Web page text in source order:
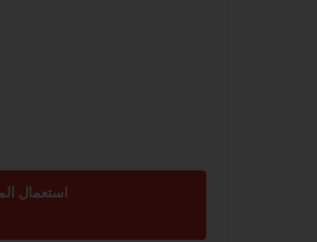
استعمال المضامين بموجب بند 27